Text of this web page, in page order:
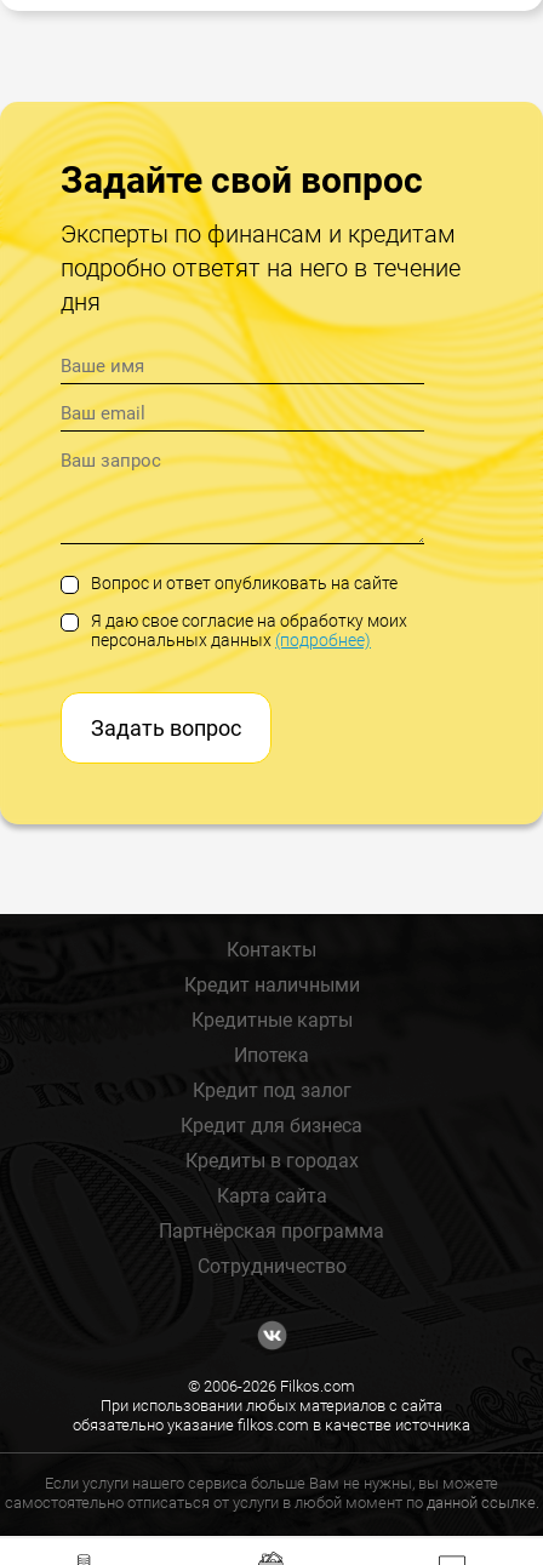
Задайте свой вопрос
Эксперты по финансам и кредитам
подробно ответят на него в течение
дня
Вопрос и ответ опубликовать на сайте
Я даю свое согласие на обработку моих
персональных данных(подробнее)
Задать вопрос
Контакты
Кредит наличными
Кредитные карты
Ипотека
Кредит под залог
Кредит для бизнеса
Кредиты в городах
Карта сайта
Партнёрская программа
Сотрудничество
© 2006-2026 Filkos.com
При использовании любых материалов с сайта
обязательно указание filkos.com в качестве источника
Если услуги нашего сервиса больше Вам не нужны, вы можете
самостоятельно отписаться от услуги в любой момент по данной ссылке.